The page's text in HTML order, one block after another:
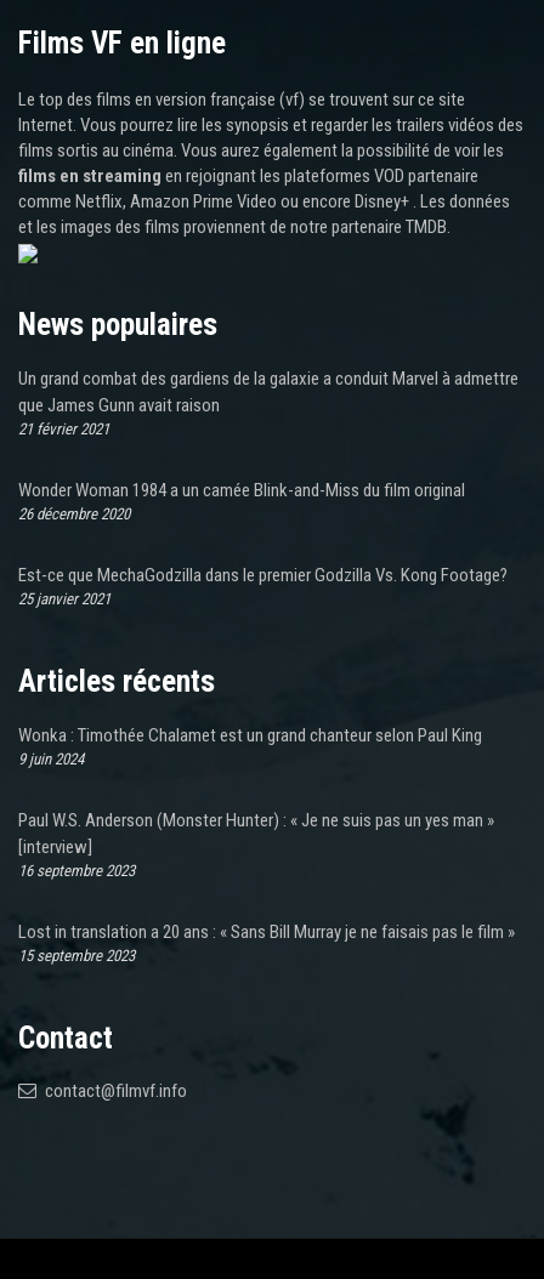
Films VF en ligne
Le top des films en version française (vf) se trouvent sur ce site
Internet. Vous pourrez lire les synopsis et regarder les trailers vidéos des
films sortis au cinéma. Vous aurez également la possibilité de voir les
films en streaming en rejoignant les plateformes VOD partenaire
comme Netflix, Amazon Prime Video ou encore Disney+ . Les données
et les images des films proviennent de notre partenaire TMDB.
News populaires
Un grand combat des gardiens de la galaxie a conduit Marvel à admettre
que James Gunn avait raison
21 février 2021
Wonder Woman 1984 a un camée Blink-and-Miss du film original
26 décembre 2020
Est-ce que MechaGodzilla dans le premier Godzilla Vs. Kong Footage?
25 janvier 2021
Articles récents
Wonka : Timothée Chalamet est un grand chanteur selon Paul King
9 juin 2024
Paul W.S. Anderson (Monster Hunter) : « Je ne suis pas un yes man »
[interview]
16 septembre 2023
Lost in translation a 20 ans : « Sans Bill Murray je ne faisais pas le film »
15 septembre 2023
Contact
contact@filmvf.info